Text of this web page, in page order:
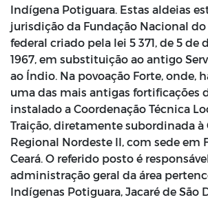
Indígena Potiguara. Estas aldeias
jurisdição da Fundação Nacional
federal criado pela lei 5 371, de 5 de
1967, em substituição ao antigo
ao Índio. Na povoação Forte, onde,
uma das mais antigas fortificações
instalado a Coordenação Técnica
Traição, diretamente subordinada à
Regional Nordeste II, com sede em
Ceará. O referido posto é
administração geral da área
Indígenas Potiguara, Jacaré de São